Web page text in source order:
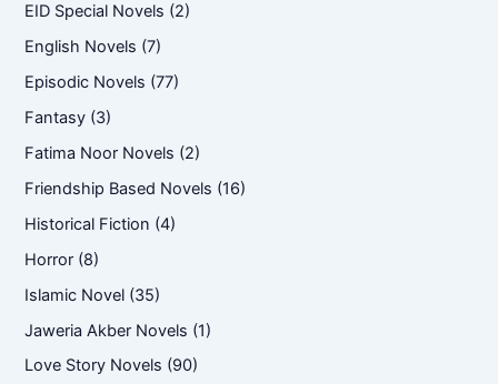
EID Special Novels (2)
English Novels (7)
Episodic Novels (77)
Fantasy (3)
Fatima Noor Novels (2)
Friendship Based Novels (16)
Historical Fiction (4)
Horror (8)
Islamic Novel (35)
Jaweria Akber Novels (1)
Love Story Novels (90)